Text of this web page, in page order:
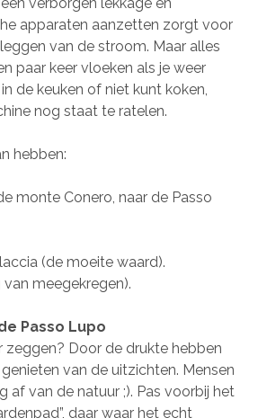
apparaten aanzetten zorgt voor
van de stroom. Maar alles
paar keer vloeken als je weer
de keuken of niet kunt koken,
nog staat te ratelen.
hebben:
monte Conero, naar de Passo
(de moeite waard).
meegekregen).
Passo Lupo
zeggen? Door de drukte hebben
van de uitzichten. Mensen
af van de natuur ;). Pas voorbij het
daar waar het echt